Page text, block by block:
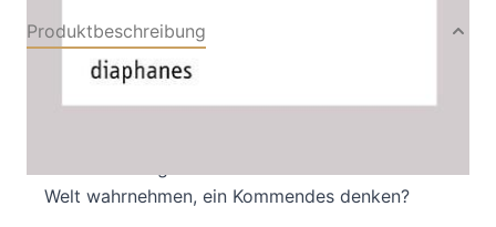
Produktbeschreibung
Wie jenseits dessen, was wir als Geschichte und
Fortschritt, Gegenwart und Zukunft bezeichnen
Welt wahrnehmen, ein Kommendes denken?